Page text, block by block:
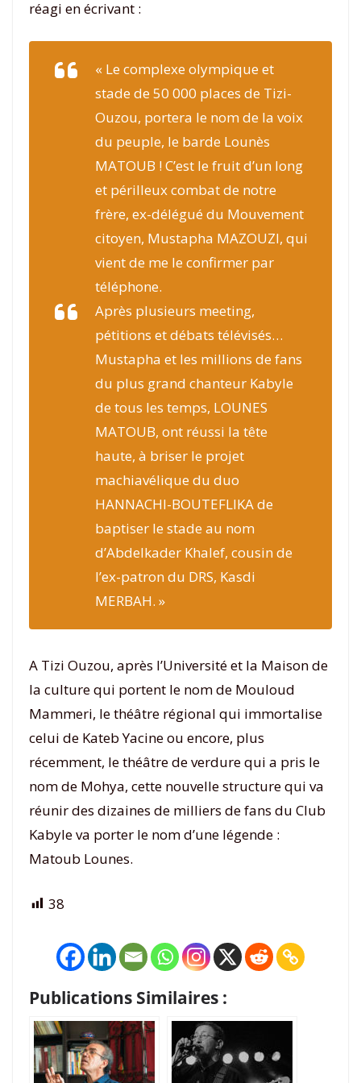
réagi en écrivant :
« Le complexe olympique et
stade de 50 000 places de Tizi-
Ouzou, portera le nom de la voix
du peuple, le barde Lounès
MATOUB ! C’est le fruit d’un long
et périlleux combat de notre
frère, ex-délégué du Mouvement
citoyen, Mustapha MAZOUZI, qui
vient de me le confirmer par
téléphone.
Après plusieurs meeting,
pétitions et débats télévisés…
Mustapha et les millions de fans
du plus grand chanteur Kabyle
de tous les temps, LOUNES
MATOUB, ont réussi la tête
haute, à briser le projet
machiavélique du duo
HANNACHI-BOUTEFLIKA de
baptiser le stade au nom
d’Abdelkader Khalef, cousin de
l’ex-patron du DRS, Kasdi
MERBAH. »
A Tizi Ouzou, après l’Université et la Maison de
la culture qui portent le nom de Mouloud
Mammeri, le théâtre régional qui immortalise
celui de Kateb Yacine ou encore, plus
récemment, le théâtre de verdure qui a pris le
nom de Mohya, cette nouvelle structure qui va
réunir des dizaines de milliers de fans du Club
Kabyle va porter le nom d’une légende :
Matoub Lounes.
38
Publications Similaires :